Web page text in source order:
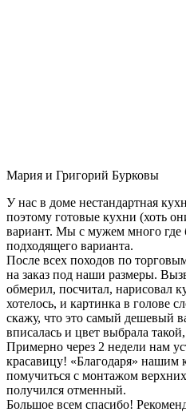
Мария и Григорий Бурковы
У нас в доме нестандартная
поэтому готовые кухни (хоть
вариант. Мы с мужем много
подходящего варианта.
После всех походов по
на заказ под наши размеры.
обмерил, посчитал, нарисовал
хотелось, и картинка в голове
скажу, что это самый дешевый
вписалась и цвет выбрала
Примерно через 2 недели нам
красавицу! «Благодаря»
помучиться с монтажом
получился отменный.
Большое всем спасибо!